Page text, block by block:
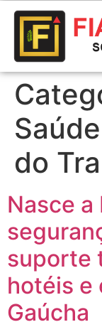
do
Nasce a
suporte
hotéis e
Gaúcha